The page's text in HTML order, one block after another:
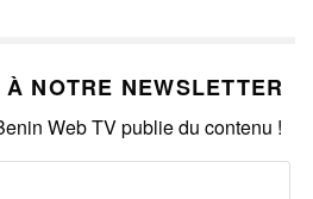
NOTRE NEWSLETTER
Web TV publie du contenu !